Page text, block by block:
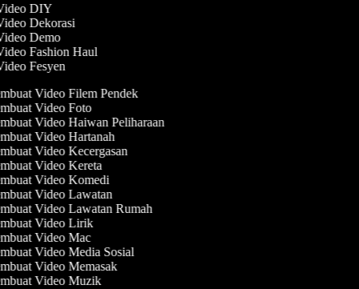
DIY
Dekorasi
Demo
Fashion Haul
Fesyen
Video Filem Pendek
Video Foto
Video Haiwan Peliharaan
Video Hartanah
Video Kecergasan
Video Kereta
Video Komedi
Video Lawatan
Video Lawatan Rumah
Video Lirik
Video Mac
Video Media Sosial
Video Memasak
Video Muzik